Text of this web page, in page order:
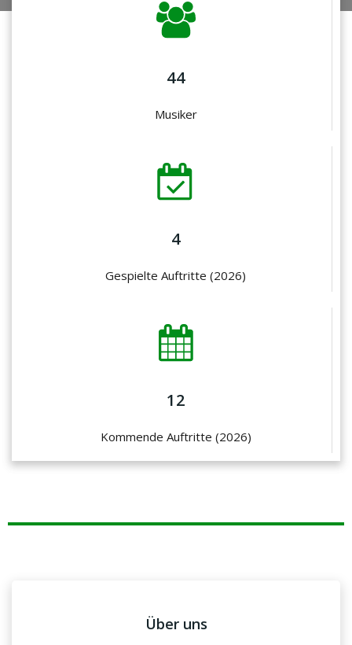
44
Musiker
4
Gespielte Auftritte (2026)
12
Kommende Auftritte (2026)
Über uns